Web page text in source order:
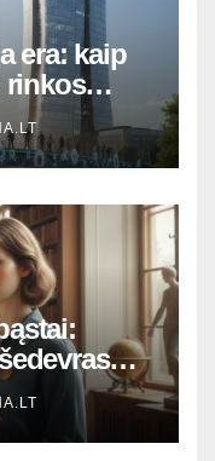
era: kaip
rinkos
bet